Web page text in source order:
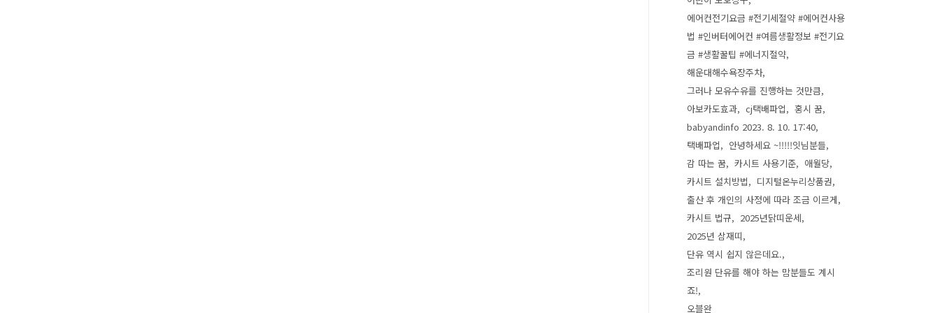
에어컨전기요금 #전기세절약 #에어컨사용
법 #인버터에어컨 #여름생활정보 #전기요
금 #생활꿀팁 #에너지절약
해운대해수욕장주차
그러나 모유수유를 진행하는 것만큼
아보카도효과
cj택배파업
홍시 꿈
babyandinfo 2023. 8. 10. 17:40
택배파업
안녕하세요 ~!!!!!잇님분들
감 따는 꿈
카시트 사용기준
애월당
카시트 설치방법
디지털온누리상품권
출산 후 개인의 사정에 따라 조금 이르게
카시트 법규
2025년닭띠운세
2025년 삼재띠
단유 역시 쉽지 않은데요.
조리원 단유를 해야 하는 맘분들도 계시
죠!
오블완